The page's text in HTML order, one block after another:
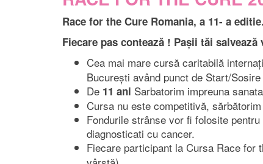
Race for the Cure Romania, a 11- a
Fiecare pas contează ! Pașii tăi salvează
Cea mai mare cursă caritabilă
București având punct de Start/
De 11 ani Sarbatorim impreuna
Cursa nu este competitivă,
Fondurile strânse vor fi folosite
diagnosticati cu cancer.
Fiecare participant la Cursa Race for